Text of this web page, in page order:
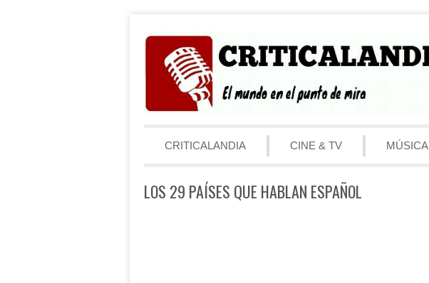
Menú
CRITICALANDIA
CINE & TV MÚSICA
LOS 29 PAÍSES QUE HABLAN ESPAÑOL